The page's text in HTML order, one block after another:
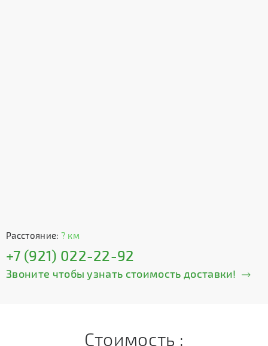
Расстояние: ? км
+7 (921) 022-22-92
Звоните чтобы узнать стоимость доставки!
Стоимость :